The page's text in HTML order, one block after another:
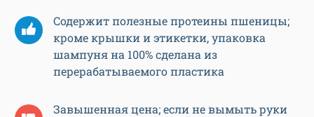
Содержит полезные протеины пшеницы;
кроме крышки и этикетки, упаковка
шампуня на 100% сделана из
перерабатываемого пластика
Завышенная цена; если не вымыть руки